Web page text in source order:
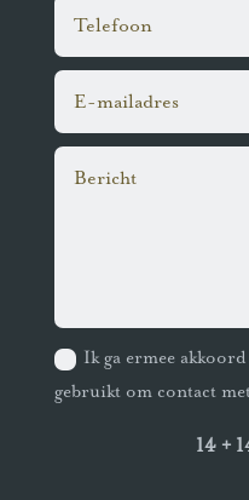
Ik ga ermee
gebruikt om contact
14 +